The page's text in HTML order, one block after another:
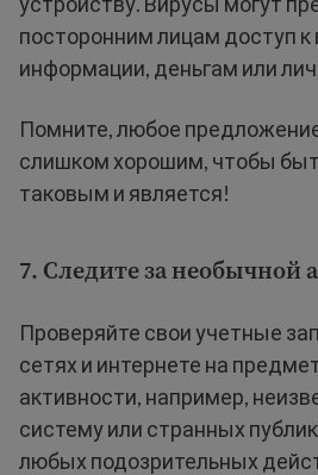
посторонним лицам доступ
информации, деньгам или
Помните, любое
слишком хорошим, чтобы
таковым и является!
7. Следите за необычной
Проверяйте свои учетные
сетях и интернете на
активности, например,
систему или странных
любых подозрительных